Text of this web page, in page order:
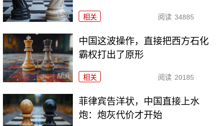
相关 阅读 34885
中国这波操作，直接把西方石化
霸权打出了原形
相关 阅读 20185
菲律宾告洋状，中国直接上水
炮：炮灰代价才开始